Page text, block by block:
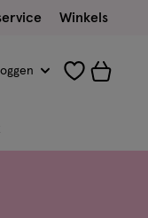
Winkels